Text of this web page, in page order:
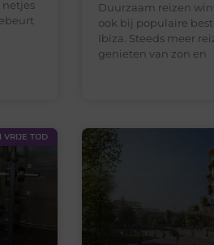
Duurzaam reizen
ook bij populaire
Ibiza. Steeds meer
genieten van zon en
VRIJE TIJD